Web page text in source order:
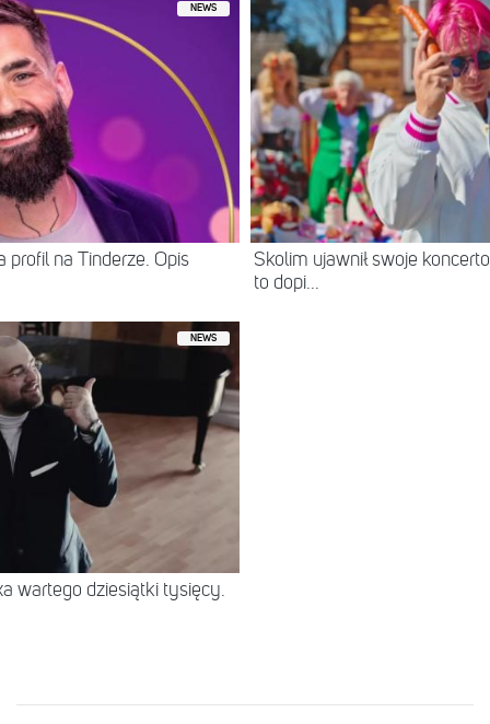
NEWS
profil na Tinderze. Opis
Skolim ujawnił swoje
to dopi...
NEWS
wartego dziesiątki tysięcy.